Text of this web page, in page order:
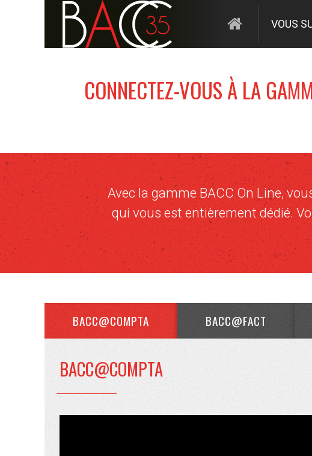
VOUS
CONNECTEZ-VOUS À LA
Avec la gamme BACC On Line,
qui vous est entièrement dédié.
BACC@COMPTA BACC@FACT
BACC@COMPTA